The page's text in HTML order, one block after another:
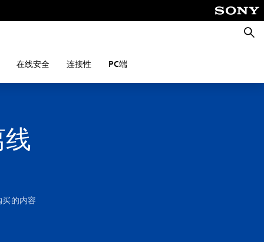
搜
索
在线安全 连接性 PC端
的内容